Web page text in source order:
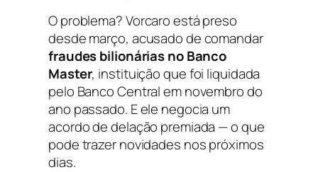
O problema? Vorcaro está preso
desde março, acusado de comandar
fraudes bilionárias no Banco
Master, instituição que foi liquidada
pelo Banco Central em novembro do
ano passado. E ele negocia um
acordo de delação premiada — o que
pode trazer novidades nos próximos
dias.